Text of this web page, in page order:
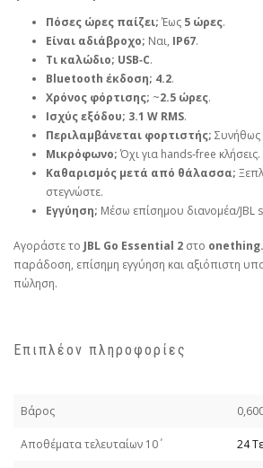
Πόσες ώρες παίζει; Έως 5 ώρες.
Είναι αδιάβροχο; Ναι, IP67.
Τι καλώδιο; USB‑C.
Bluetooth έκδοση; 4.2.
Χρόνος φόρτισης; ~2.5 ώρες.
Ισχύς εξόδου; 3.1 W RMS.
Περιλαμβάνεται φορτιστής; Συνήθως
Μικρόφωνο;Όχι για hands‑free κλήσεις.
Καθαρισμός μετά από θάλασσα;
στεγνώστε.
Εγγύηση; Μέσω επίσημου διανομέα/JBL
Αγοράστε το JBL Go Essential 2 στο
παράδοση, επίσημη εγγύηση και αξιόπιστη
πώληση.
Επιπλέον πληροφορίες
Βάρος
Απoθέματα τελευταίων 10΄ 24